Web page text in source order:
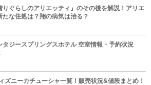
りぐらしのアリエッティ』のその後を解説！アリエ
たな住処は？翔の病気は治る？
タジースプリングスホテル 空室情報・予約状況
ズニーカチューシャ一覧！販売状況&値段まとめ！